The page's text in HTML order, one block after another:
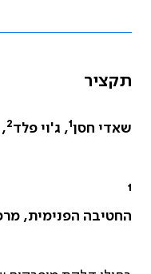
תקציר
שאדי חסן1, ג'וי פלד2
1
החטיבה הפנימית,